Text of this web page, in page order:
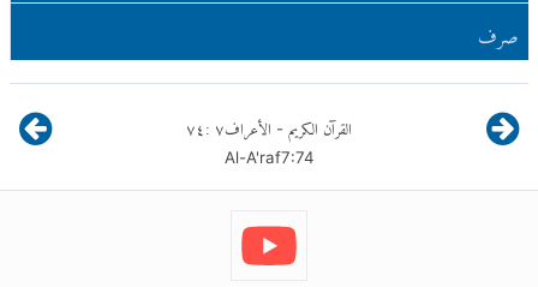
صرف
القرآن الكريم - الأعراف٧:٧٤
Al-A'raf7:74